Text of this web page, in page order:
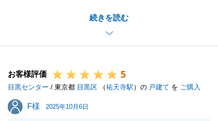
続きを読む
ことを大変感謝しております。
お客様評価
5
目黒センター / 東京都 目黒区 （祐天寺駅）の 戸建て を ご購入
F様
F様 2025年10月6日